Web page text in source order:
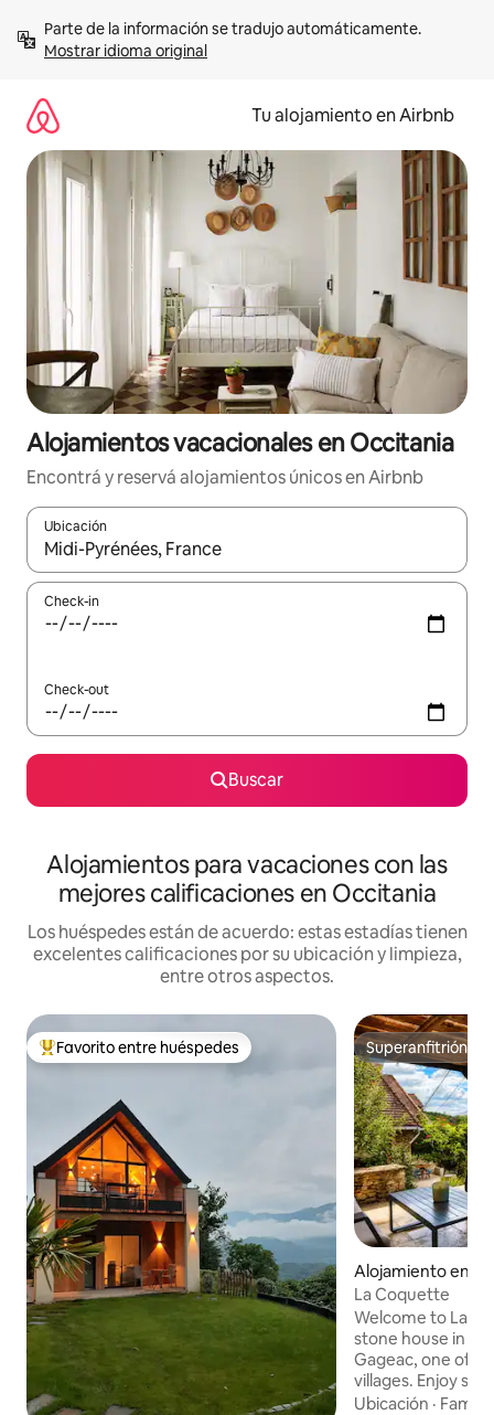
contenidoMostrar idioma original
Tu alojamiento en Airbnb
Alojamientos vacacionales en Occitania
Encontrá y reservá alojamientos únicos en Airbnb
Ubicación
Cuando los resultados estén disponibles, navegá con las
Check-in
Check-out
Buscar
Alojamientos para vacaciones con las
mejores calificaciones en Occitania
Los huéspedes están de acuerdo: estas estadías tienen
excelentes calificaciones por su ubicación y limpieza,
entre otros aspectos.
Favorito entre los huéspedes más destacados
Favorito entre huéspedes Superanfitrión
Superanfitrión
Alojamiento en
eac
La Coquette
Welcome to La
stone house in
Gageac, one of
villages. Enjoy
views, nearby
Ubicación · Familia